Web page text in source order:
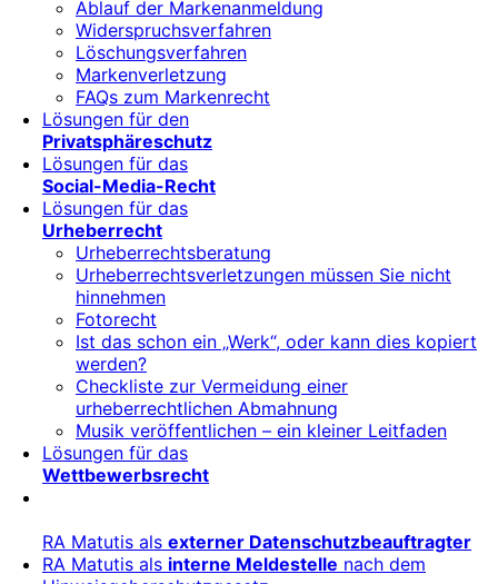
Ablauf der Markenanmeldung
Widerspruchsverfahren
Löschungsverfahren
Markenverletzung
FAQs zum Markenrecht
Lösungen für den
Privatsphäreschutz
Lösungen für das
Social-Media-Recht
Lösungen für das
Urheberrecht
Urheberrechtsberatung
Urheberrechtsverletzungen müssen Sie nicht
hinnehmen
Fotorecht
Ist das schon ein „Werk“, oder kann dies kopiert
werden?
Checkliste zur Vermeidung einer
urheberrechtlichen Abmahnung
Musik veröffentlichen – ein kleiner Leitfaden
Lösungen für das
Wettbewerbsrecht
RA Matutis als externer Datenschutzbeauftragter
RA Matutis als interne Meldestelle nach dem